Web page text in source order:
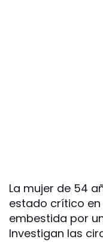
La mujer de 54
estado crítico en
embestida por
Investigan las